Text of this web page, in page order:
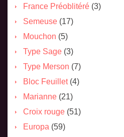
France Préoblitéré (3)
Semeuse (17)
Mouchon (5)
Type Sage (3)
Type Merson (7)
Bloc Feuillet(4)
Marianne (21)
Croix rouge (51)
Europa (59)